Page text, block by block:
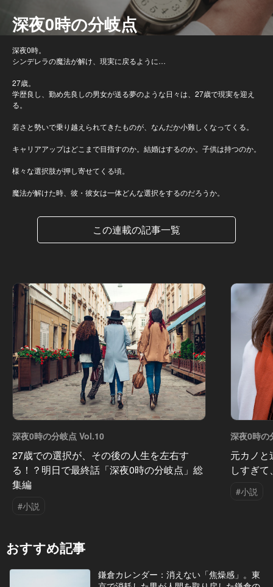
深夜0時の分岐点
深夜0時。
シンデレラの魔法が解け、現実に戻るように…
27歳。
学歴良し、勤め先良しの男女が送る夢のような日々は、27歳で現実を迎え
る。
若さと勢いで乗り越えられてきたものが、なんだか小難しくなってくる。
キャリアアップはどこまで目指すのか。結婚はするのか。子供は持つのか。
様々な選択肢が押し寄せてくる頃。
魔法が解けた時、彼・彼女は一体どんな選択をするのだろうか。
この連載の記事一覧
深夜0時の分岐点 Vol.10
27歳での選択が、その後の人生を左右す
る！？明日で最終話「深夜0時の分岐点」総
集編
#小説
深夜0時の
元カノ
しすぎ
#小説
おすすめ記事
鎌倉カレンダー：消えない「焦燥感」。東